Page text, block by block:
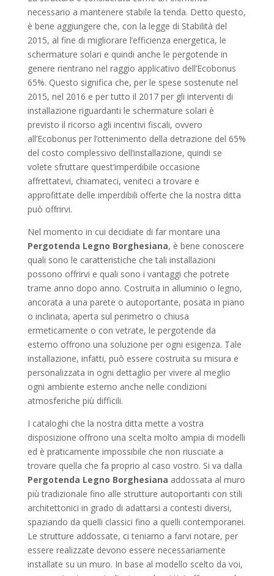
necessario a mantenere stabile la tenda. Detto questo,
è bene aggiungere che, con la legge di Stabilità del
2015, al fine di migliorare l’efficienza energetica, le
schermature solari e quindi anche le pergotende in
genere rientrano nel raggio applicativo dell’Ecobonus
65%. Questo significa che, per le spese sostenute nel
2015, nel 2016 e per tutto il 2017 per gli interventi di
installazione riguardanti le schermature solari è
previsto il ricorso agli incentivi fiscali, ovvero
all’Ecobonus per l’ottenimento della detrazione del 65%
del costo complessivo dell’installazione, quindi se
volete sfruttare quest’imperdibile occasione
affrettatevi, chiamateci, veniteci a trovare e
approfittate delle imperdibili offerte che la nostra ditta
può offrirvi.
Nel momento in cui decidiate di far montare una
Pergotenda Legno Borghesiana, è bene conoscere
quali sono le caratteristiche che tali installazioni
possono offrirvi e quali sono i vantaggi che potrete
trarne anno dopo anno. Costruita in alluminio o legno,
ancorata a una parete o autoportante, posata in piano
o inclinata, aperta sul perimetro o chiusa
ermeticamente o con vetrate, le pergotende da
esterno offrono una soluzione per ogni esigenza. Tale
installazione, infatti, può essere costruita su misura e
personalizzata in ogni dettaglio per vivere al meglio
ogni ambiente esterno anche nelle condizioni
atmosferiche più difficili.
I cataloghi che la nostra ditta mette a vostra
disposizione offrono una scelta molto ampia di modelli
ed è praticamente impossibile che non riusciate a
trovare quella che fa proprio al caso vostro. Si va dalla
Pergotenda Legno Borghesiana addossata al muro
più tradizionale fino alle strutture autoportanti con stili
architettonici in grado di adattarsi a contesti diversi,
spaziando da quelli classici fino a quelli contemporanei.
Le strutture addossate, ci teniamo a farvi notare, per
essere realizzate devono essere necessariamente
installate su un muro. In base al modello scelto da voi,